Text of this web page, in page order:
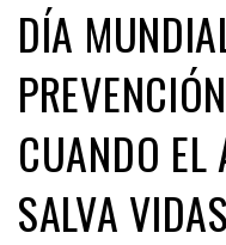
DÍA
CUANDO EL
SALVA VIDAS